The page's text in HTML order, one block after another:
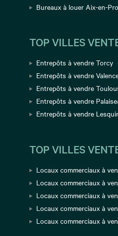
Bureaux à louer Aix-en-
TOP VILLES
Entrepôts à vendre Torcy
Entrepôts à vendre
Entrepôts à vendre
Entrepôts à vendre
Entrepôts à vendre
TOP VILLES
Locaux commerciaux à
Locaux commerciaux à
Locaux commerciaux à
Locaux commerciaux à
Locaux commerciaux à